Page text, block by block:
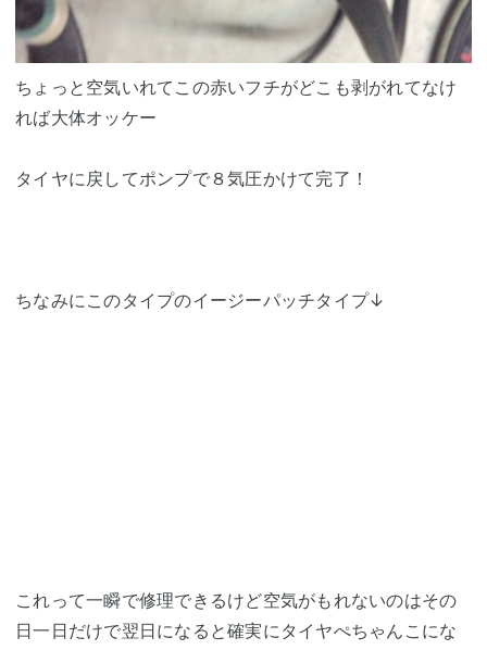
ちょっと空気いれてこの赤いフチがどこも剥がれてなけ
れば大体オッケー
タイヤに戻してポンプで８気圧かけて完了！
ちなみにこのタイプのイージーパッチタイプ↓
これって一瞬で修理できるけど空気がもれないのはその
日一日だけで翌日になると確実にタイヤぺちゃんこにな